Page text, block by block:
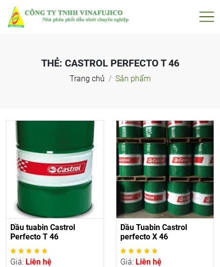
THẺ: CASTROL PERFECTO T 46
Trang chủ Sản phẩm
Dầu tuabin Castrol
Perfecto T 46
Giá: Liên hệ
Dầu Tuabin Castrol
perfecto X 46
Giá: Liên hệ